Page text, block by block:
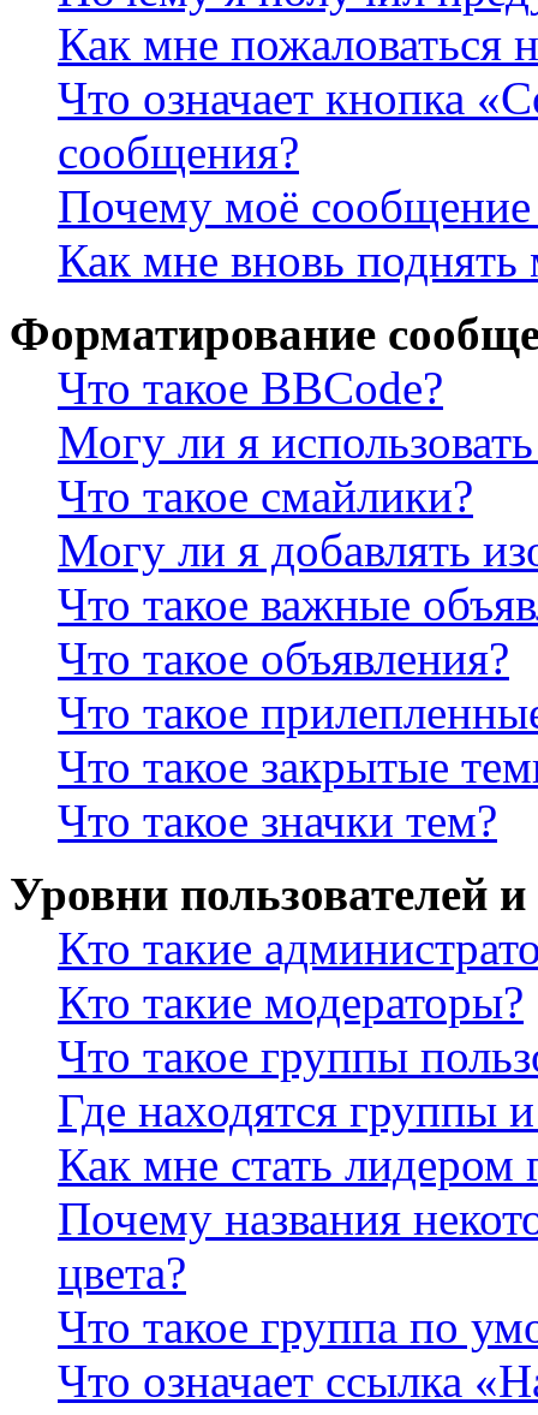
Как мне пожаловаться
Что означает кнопка
сообщения?
Почему моё сообщение
Как мне вновь
Форматирование
Что такое BBCode?
Могу ли я
Что такое смайлики?
Могу ли я добавлять
Что такое важные
Что такое объявления?
Что такое
Что такое закрытые
Что такое значки тем?
Уровни пользователей
Кто такие
Кто такие модераторы?
Что такое группы
Где находятся группы
Как мне стать лидером
Почему названия
цвета?
Что такое группа по
Что означает ссылка